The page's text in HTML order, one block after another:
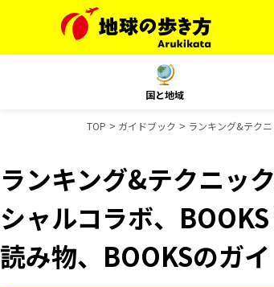
国と地域
TOP ガイドブック ランキング&テク
ランキング&テクニッ
シャルコラボ、
読み物、BOOKSのガ